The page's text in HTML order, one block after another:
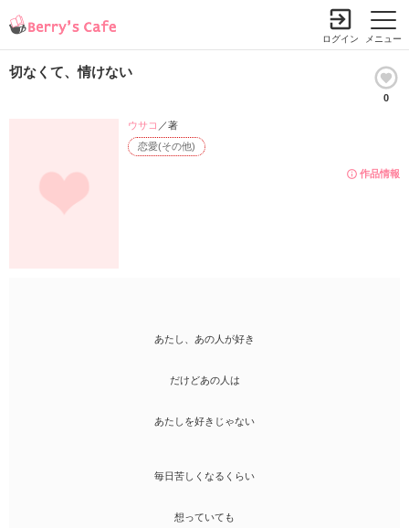
メニュー
ログイン
切なくて、情けない
0
作品情報
恋愛(その他)
ウサコ ／著
あたし、あの人が好き
だけどあの人は
あたしを好きじゃない
毎日苦しくなるくらい
想っていても